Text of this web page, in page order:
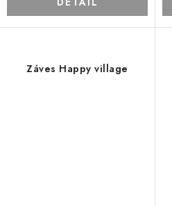
Záves Happy village